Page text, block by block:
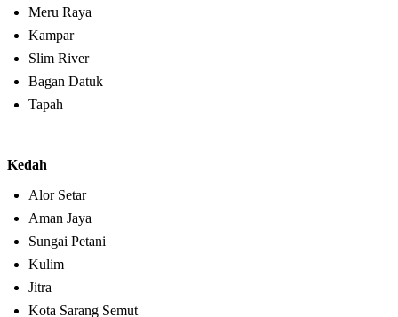
Meru Raya
Kampar
Slim River
Bagan Datuk
Tapah
Kedah
Alor Setar
Aman Jaya
Sungai Petani
Kulim
Jitra
Kota Sarang Semut